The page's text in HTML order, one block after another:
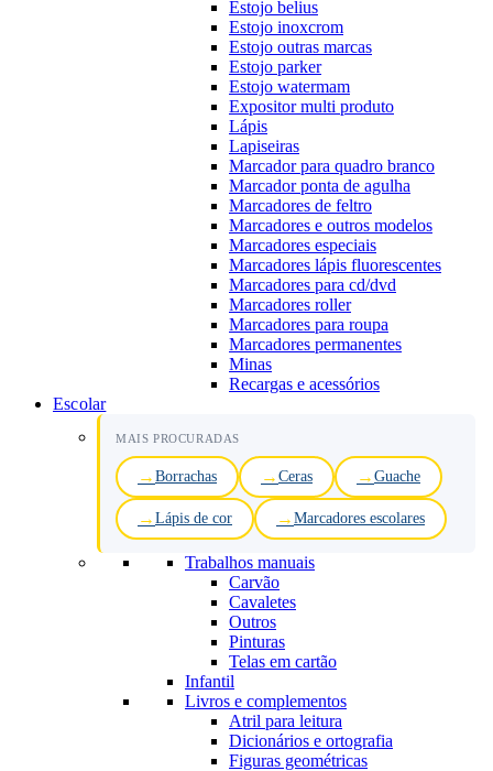
Estojo belius
Estojo inoxcrom
Estojo outras marcas
Estojo parker
Estojo watermam
Expositor multi produto
Lápis
Lapiseiras
Marcador para quadro branco
Marcador ponta de agulha
Marcadores de feltro
Marcadores e outros modelos
Marcadores especiais
Marcadores lápis fluorescentes
Marcadores para cd/dvd
Marcadores roller
Marcadores para roupa
Marcadores permanentes
Minas
Recargas e acessórios
Escolar
MAIS PROCURADAS
Borrachas Ceras Guache
Lápis de cor Marcadores escolares
Trabalhos manuais
Carvão
Cavaletes
Outros
Pinturas
Telas em cartão
Infantil
Livros e complementos
Atril para leitura
Dicionários e ortografia
Figuras geométricas